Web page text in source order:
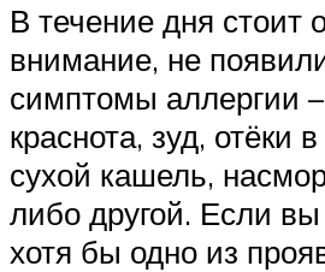
В течение дня стоит
внимание, не
симптомы аллергии
краснота, зуд, отёки
сухой кашель,
либо другой. Если
хотя бы одно из